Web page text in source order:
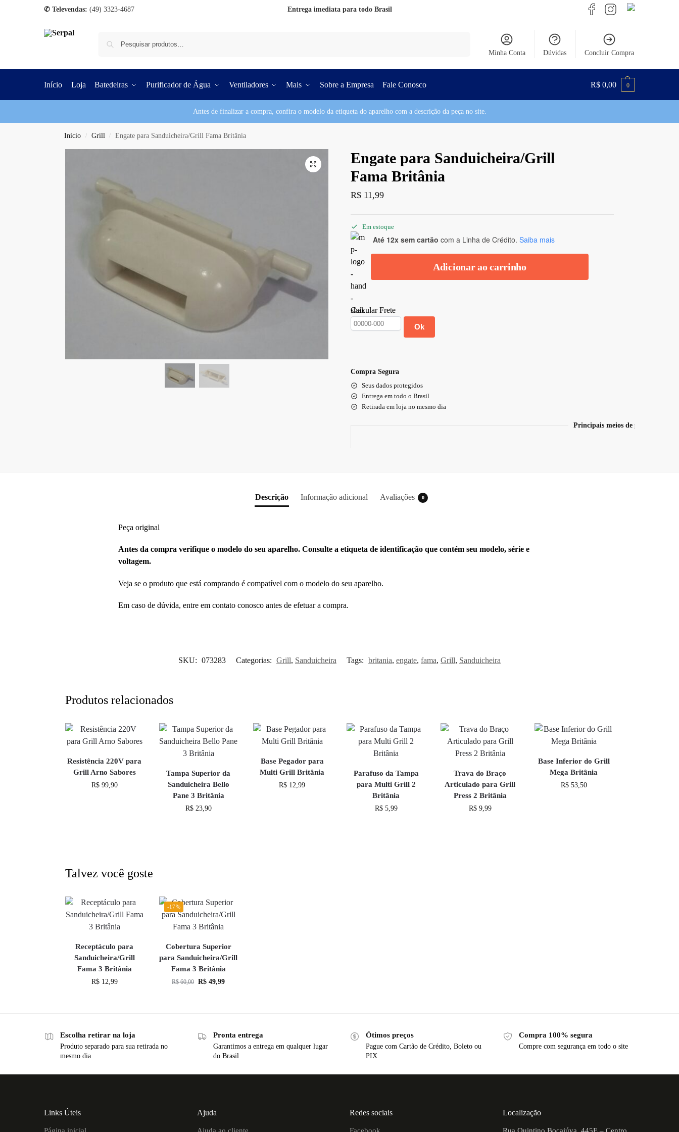
✆ Televendas: (49) 3323-4687 Entrega imediata para todo Brasil
Minha Conta Dúvidas Concluir Compra
Início Loja Batedeiras Purificador de Água Ventiladores Mais Sobre a Empresa Fale Conosco R$ 0,00 0
Antes de finalizar a compra, confira o modelo da etiqueta do aparelho com a descrição da peça no site.
Início / Grill / Engate para Sanduicheira/Grill Fama Britânia
Engate para Sanduicheira/Grill
Fama Britânia
R$11,99
Em estoque
Até 12x sem cartão com a Linha de Crédito. Saiba mais
Adicionar ao carrinho
Calcular Frete
Ok
Compra Segura
Seus dados protegidos
Entrega em todo o Brasil
Retirada em loja no mesmo dia
Principais meios de pagamento
Descrição Informação adicional Avaliações 0
Peça original
Antes da compra verifique o modelo do seu aparelho. Consulte a etiqueta de identificação que contém seu modelo, série e
voltagem.
Veja se o produto que está comprando é compatível com o modelo do seu aparelho.
Em caso de dúvida, entre em contato conosco antes de efetuar a compra.
SKU: 073283 Categorias: Grill, Sanduicheira Tags: britania, engate, fama, Grill, Sanduicheira
Produtos relacionados
Resistência 220V para
Grill Arno Sabores
R$99,90
Tampa Superior da
Sanduicheira Bello
Pane 3 Britânia
R$23,90
Base Pegador para
Multi Grill Britânia
R$ 12,99
Parafuso da Tampa
para Multi Grill 2
Britânia
R$5,99
Trava do Braço
Articulado para Grill
Press 2 Britânia
R$9,99
Base Inferior do Grill
Mega Britânia
R$53,50
Talvez você goste
Receptáculo para
Sanduicheira/Grill
Fama 3 Britânia
R$12,99
-17%
Cobertura Superior
para Sanduicheira/Grill
Fama 3 Britânia
R$60,00 R$ 49,99
Escolha retirar na loja
Produto separado para sua retirada no
mesmo dia
Pronta entrega
Garantimos a entrega em qualquer lugar
do Brasil
Ótimos preços
Pague com Cartão de Crédito, Boleto ou
PIX
Compra 100% segura
Compre com segurança em todo o site
Links Úteis Ajuda Redes sociais Localização